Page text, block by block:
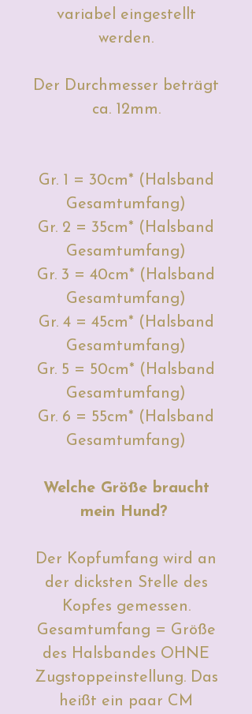
variabel eingestellt
werden.
Der Durchmesser beträgt
ca. 12mm.
Gr. 1 = 30cm* (Halsband
Gesamtumfang)
Gr. 2 = 35cm* (Halsband
Gesamtumfang)
Gr. 3 = 40cm* (Halsband
Gesamtumfang)
Gr. 4 = 45cm* (Halsband
Gesamtumfang)
Gr. 5 = 50cm* (Halsband
Gesamtumfang)
Gr. 6 = 55cm* (Halsband
Gesamtumfang)
Welche Größe braucht
mein Hund?
Der Kopfumfang wird an
der dicksten Stelle des
Kopfes gemessen.
Gesamtumfang = Größe
des Halsbandes OHNE
Zugstoppeinstellung. Das
heißt ein paar CM